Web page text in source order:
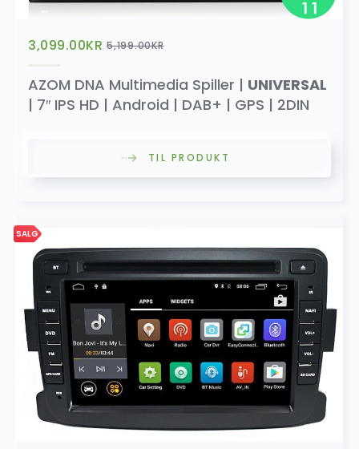
3,099.00KR 5,199.00KR
AZOM DNA Multimedia Spiller | UNIVERSAL
| 7″ IPS HD | Android | DAB+ | GPS | 2DIN
TIL PRODUKT
SALG